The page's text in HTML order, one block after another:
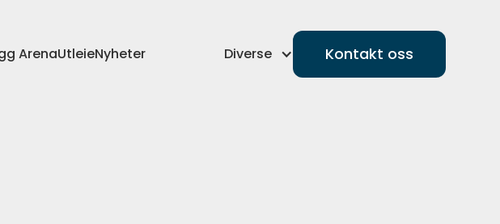
ArenaUtleieNyheter Diverse Kontakt oss